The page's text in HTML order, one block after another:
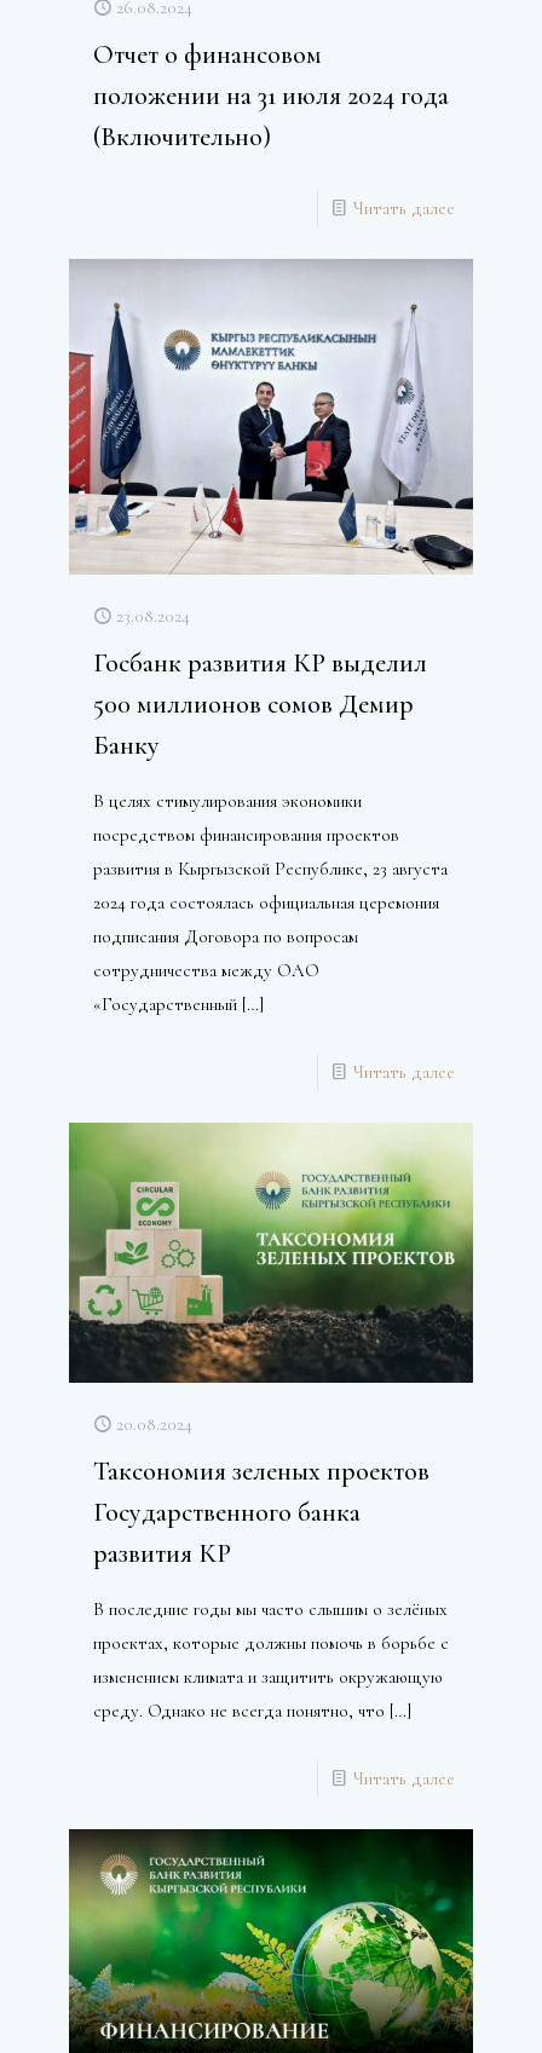
26.08.2024
Отчет о финансовом
положении на 31 июля 2024 года
(Включительно)
Читать далее
23.08.2024
Госбанк развития КР выделил
500 миллионов сомов Демир
Банку
В целях стимулирования экономики
посредством финансирования проектов
развития в Кыргызской Республике, 23 августа
2024 года состоялась официальная церемония
подписания Договора по вопросам
сотрудничества между ОАО
«Государственный […]
Читать далее
20.08.2024
Таксономия зеленых проектов
Государственного банка
развития КР
В последние годы мы часто слышим о зелёных
проектах, которые должны помочь в борьбе с
изменением климата и защитить окружающую
среду. Однако не всегда понятно, что […]
Читать далее